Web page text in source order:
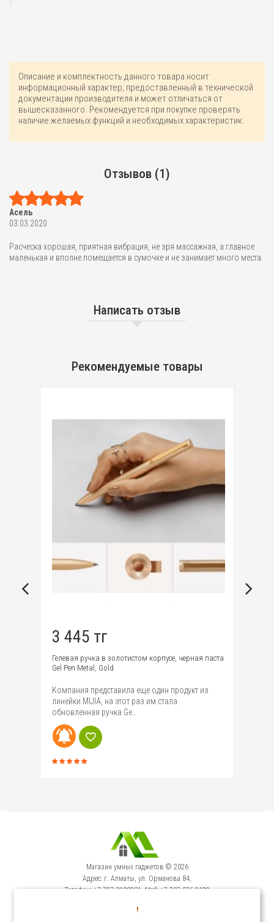
Описание и комплектность данного товара носит
информационный характер, предоставленный в технической
документации производителя и может отличаться от
вышесказанного. Рекомендуется при покупке проверять
наличие желаемых функций и необходимых характеристик.
Отзывов (1)
Асель
03.03.2020
Расческа хорошая, приятная вибрация, не зря массажная, а главное
маленькая и вполне помещается в сумочке и не занимает много места.
Написать отзыв
Рекомендуемые товары
3 445 тг
Гелевая ручка в золотистом корпусе, черная паста
Gel Pen Metal, Gold
Компания представила еще один продукт из
линейки MIJIA, на этот раз им стала
обновленная ручка Ge..
Магазин умных гаджетов © 2026
Адрес: г. Алматы, ул. Орманова 84,
Телефон: +7-727-3100231, Моб: +7-707-376-9129
Сервисный Центр: г. Алматы, ул. Орманова 84.
!